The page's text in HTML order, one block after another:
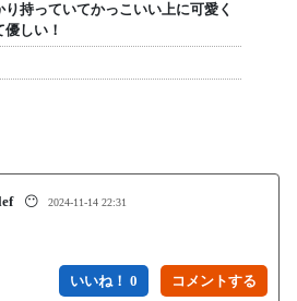
り持っていてかっこいい上に可愛く
しい！
😶 2024-11-14 22:31
いいね！ 0